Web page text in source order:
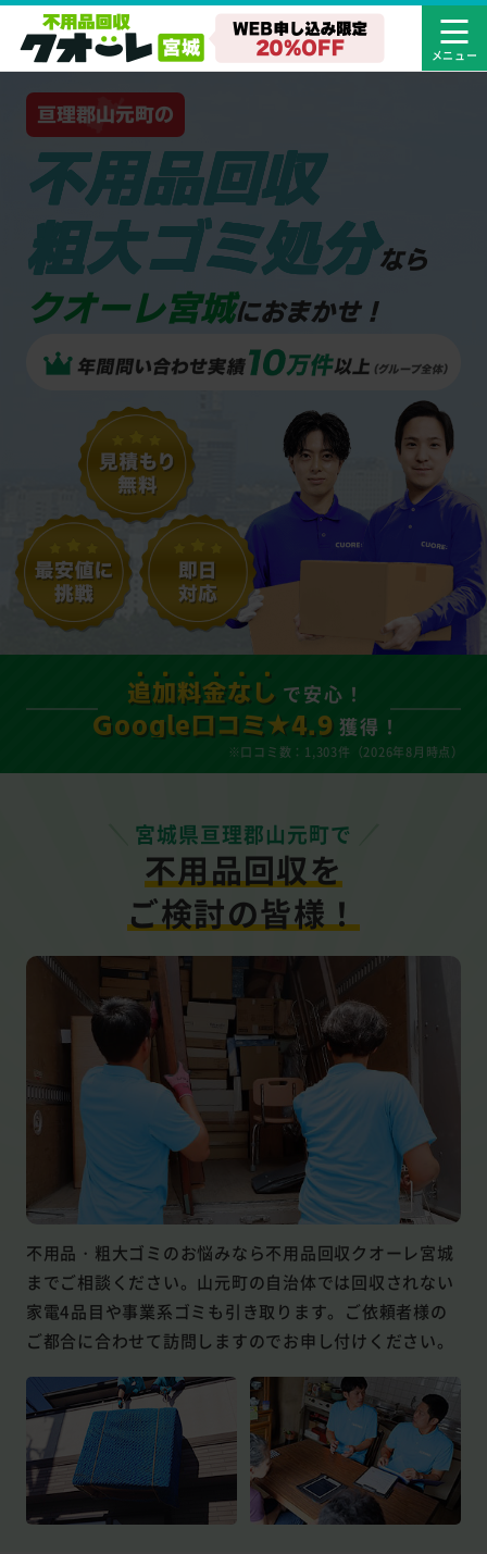
亘理郡山元町の
不用品回収
粗大ゴミ処分なら
クオーレ宮城におまかせ！
追加料金なし で安心！
Google口コミ★4.9 獲得！
※口コミ数：1,303件（2026年8月時点）
宮城県亘理郡山元町で
不用品回収を
ご検討の皆様！
不用品・粗大ゴミのお悩みなら不用品回収クオーレ宮城
までご相談ください。山元町の自治体では回収されない
家電4品目や事業系ゴミも引き取ります。ご依頼者様の
ご都合に合わせて訪問しますのでお申し付けください。